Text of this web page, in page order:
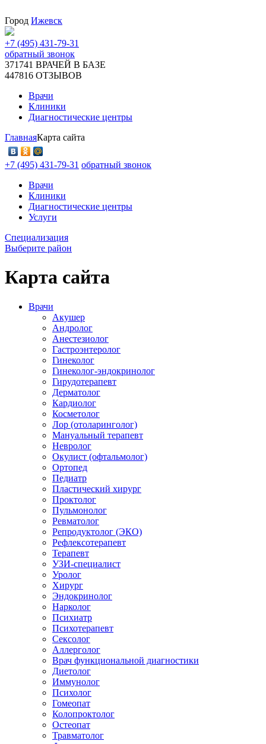
Город Ижевск
+7 (495) 431-79-31
обратный звонок
371741 ВРАЧЕЙ В БАЗЕ
447816 ОТЗЫВОВ
Врачи
Клиники
Диагностические центры
ГлавнаяКарта сайта
+7 (495) 431-79-31 обратный звонок
Врачи
Клиники
Диагностические центры
Услуги
Специализация
Выберите район
Карта сайта
Врачи
Акушер
Андролог
Анестезиолог
Гастроэнтеролог
Гинеколог
Гинеколог-эндокринолог
Гирудотерапевт
Дерматолог
Кардиолог
Косметолог
Лор (отоларинголог)
Мануальный терапевт
Невролог
Окулист (офтальмолог)
Ортопед
Педиатр
Пластический хирург
Проктолог
Пульмонолог
Ревматолог
Репродуктолог (ЭКО)
Рефлексотерапевт
Терапевт
УЗИ-специалист
Уролог
Хирург
Эндокринолог
Нарколог
Психиатр
Психотерапевт
Сексолог
Аллерголог
Врач функциональной диагностики
Диетолог
Иммунолог
Психолог
Гомеопат
Колопроктолог
Остеопат
Травматолог